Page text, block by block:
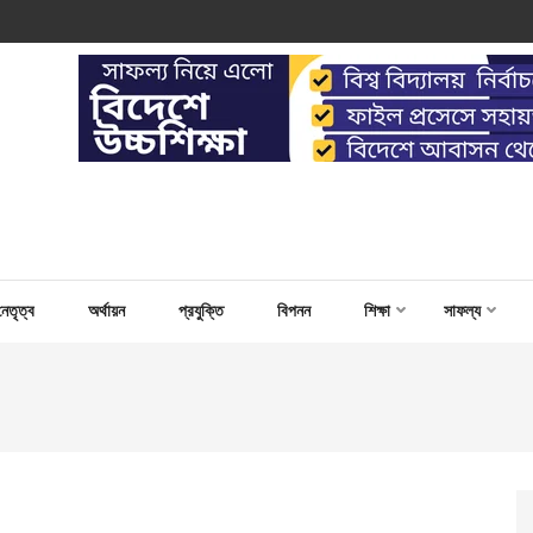
FOR CAPACITY
অর্থায়ন প্রযুক্তি বিপনন শিক্ষা সাফল্য